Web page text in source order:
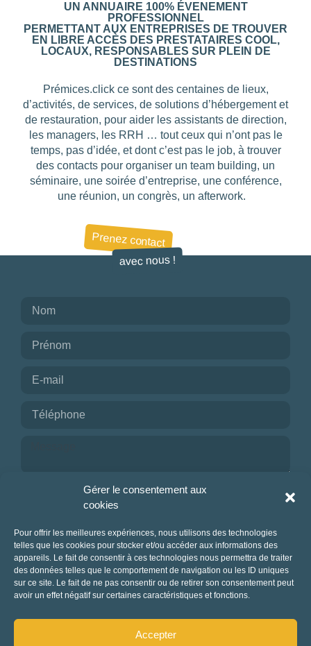
Gérer le consentement aux
cookies
Pour offrir les meilleures expériences, nous utilisons des technologies
telles que les cookies pour stocker et/ou accéder aux informations des
appareils. Le fait de consentir à ces technologies nous permettra de traiter
des données telles que le comportement de navigation ou les ID uniques
sur ce site. Le fait de ne pas consentir ou de retirer son consentement peut
avoir un effet négatif sur certaines caractéristiques et fonctions.
Accepter
UN ANNUAIRE 100% ÉVENEMENT
PROFESSIONNEL
PERMETTANT AUX ENTREPRISES DE TROUVER
EN LIBRE ACCÈS DES PRESTATAIRES COOL,
LOCAUX, RESPONSABLES SUR PLEIN DE
DESTINATIONS
Prémices.click ce sont des centaines de lieux,
d’activités, de services, de solutions d’hébergement et
de restauration, pour aider les assistants de direction,
les managers, les RRH … tout ceux qui n’ont pas le
temps, pas d’idée, et dont c’est pas le job, à trouver
des contacts pour organiser un team building, un
séminaire, une soirée d’entreprise, une conférence,
une réunion, un congrès, un afterwork.
Prenez contact
avec nous !
Je reconnais avoir pris connaissance de la
politique de confidentialité.
NOUS CONTACTER